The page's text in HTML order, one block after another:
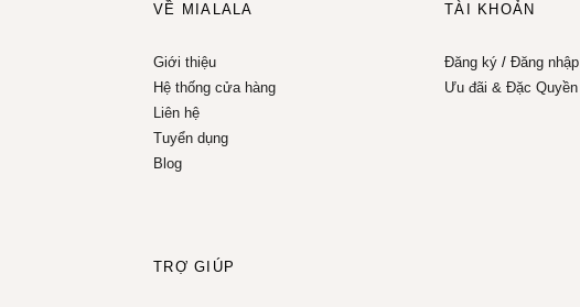
VỀ MIALALA
Giới thiệu
Hệ thống cửa hàng
Liên hệ
Tuyển dụng
Blog
TÀI KHOẢN
Đăng ký/ Đăng nhập
Ưu đãi & Đặc Quyền
TRỢ GIÚP